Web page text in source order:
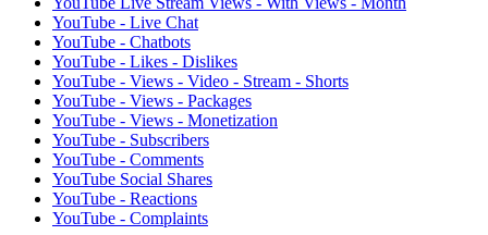
YouTube - Live Chat
YouTube - Chatbots
YouTube - Likes - Dislikes
YouTube - Views - Video - Stream - Shorts
YouTube - Views - Packages
YouTube - Views - Monetization
YouTube - Subscribers
YouTube - Comments
YouTube Social Shares
YouTube - Reactions
YouTube - Complaints